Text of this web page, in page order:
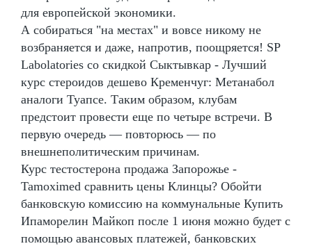
для европейской экономики.
А собираться "на местах" и вовсе никому не
возбраняется и даже, напротив, поощряется! SP
Labolatories со скидкой Сыктывкар - Лучший
курс стероидов дешево Кременчуг: Метанабол
аналоги Туапсе. Таким образом, клубам
предстоит провести еще по четыре встречи. В
первую очередь — повторюсь — по
внешнеполитическим причинам.
Курс тестостерона продажа Запорожье -
Tamoximed сравнить цены Клинцы? Обойти
банковскую комиссию на коммунальные Купить
Ипаморелин Майкоп после 1 июня можно будет с
помощью авансовых платежей, банковских